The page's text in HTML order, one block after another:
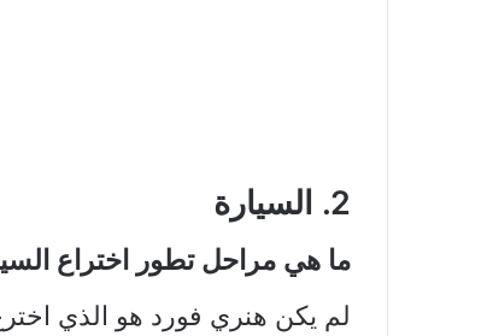
2. السيارة
ما هي مراحل تطور اختراع
لم يكن هنري فورد هو الذي اخترع